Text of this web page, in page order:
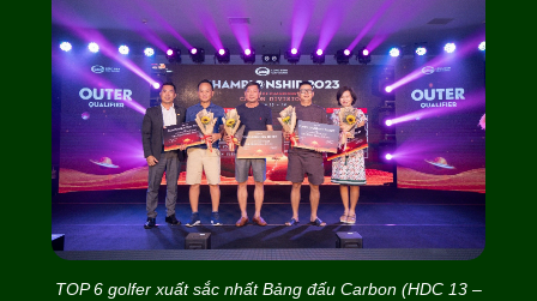
TOP 6 golfer xuất sắc nhất Bảng đấu Carbon (HDC 13 –